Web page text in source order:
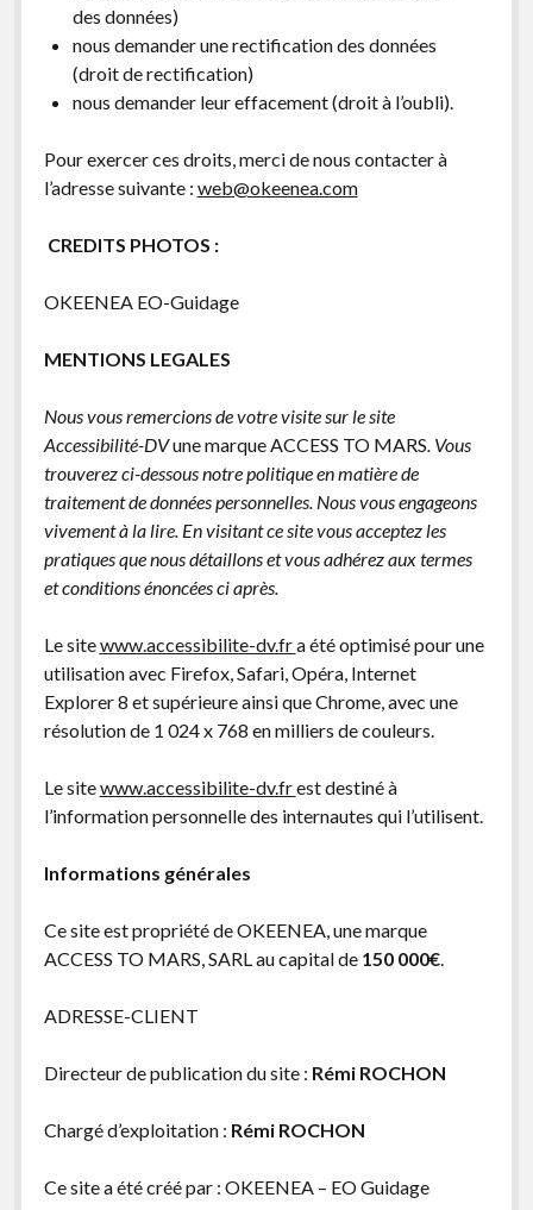
des données)
nous demander une rectification des données
(droit de rectification)
nous demander leur effacement (droit à l’oubli).
Pour exercer ces droits, merci de nous contacter à
l’adresse suivante : web@okeenea.com
CREDITS PHOTOS :
OKEENEA EO-Guidage
MENTIONS LEGALES
Nous vous remercions de votre visite sur le site
Accessibilité-DVune marque ACCESS TO MARS. Vous
trouverez ci-dessous notre politique en matière de
traitement de données personnelles. Nous vous engageons
vivement à la lire. En visitant ce site vous acceptez les
pratiques que nous détaillons et vous adhérez aux termes
et conditions énoncées ci après.
Le sitewww.accessibilite-dv.fra été optimisé pour une
utilisation avec Firefox, Safari, Opéra, Internet
Explorer 8 et supérieure ainsi que Chrome, avec une
résolution de 1 024 x 768 en milliers de couleurs.
Le sitewww.accessibilite-dv.frest destiné à
l’information personnelle des internautes qui l’utilisent.
Informations générales
Ce site est propriété de OKEENEA, une marque
ACCESS TO MARS, SARL au capital de 150 000€.
ADRESSE-CLIENT
Directeur de publication du site : Rémi ROCHON
Chargé d’exploitation : Rémi ROCHON
Ce site a été créé par : OKEENEA – EO Guidage